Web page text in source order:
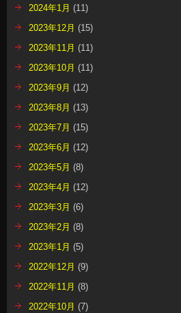
2024年1月 (11)
2023年12月 (15)
2023年11月 (11)
2023年10月 (11)
2023年9月 (12)
2023年8月 (13)
2023年7月 (15)
2023年6月 (12)
2023年5月 (8)
2023年4月 (12)
2023年3月 (6)
2023年2月 (8)
2023年1月 (5)
2022年12月 (9)
2022年11月 (8)
2022年10月 (7)